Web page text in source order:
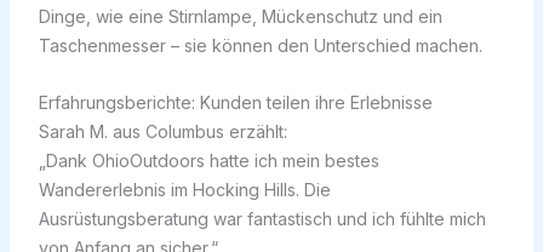
Dinge, wie eine Stirnlampe, Mückenschutz und ein
Taschenmesser – sie können den Unterschied machen.
Erfahrungsberichte: Kunden teilen ihre Erlebnisse
Sarah M. aus Columbus erzählt:
„Dank OhioOutdoors hatte ich mein bestes
Wandererlebnis im Hocking Hills. Die
Ausrüstungsberatung war fantastisch und ich fühlte mich
von Anfang an sicher.“